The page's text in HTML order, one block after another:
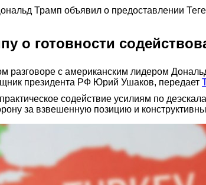
Трамп объявил о предоставлении
о готовности
с американским лидером
президента РФ Юрий Ушаков, передает
содействие усилиям по
за взвешенную позицию и